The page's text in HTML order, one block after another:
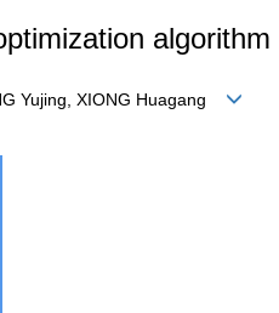
Yujing, XIONG Huagang